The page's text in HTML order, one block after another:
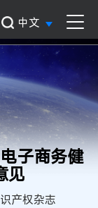
中文
子商务健
见
产权杂志